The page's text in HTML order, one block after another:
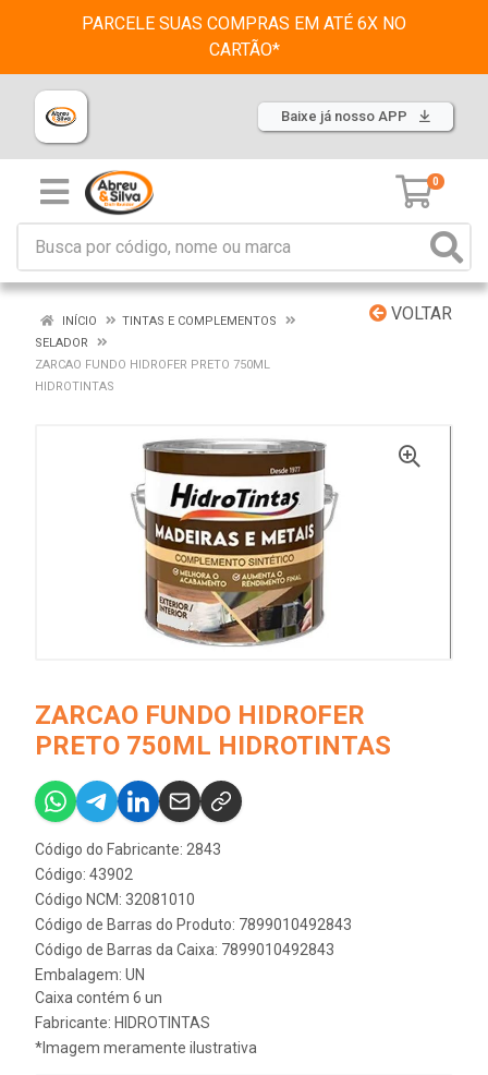
PARCELE SUAS COMPRAS EM ATÉ 6X NO
CARTÃO*
Baixe já nosso APP
0
VOLTAR
INÍCIO
TINTAS E COMPLEMENTOS
SELADOR
ZARCAO FUNDO HIDROFER PRETO 750ML
HIDROTINTAS
ZARCAO FUNDO HIDROFER
PRETO 750ML HIDROTINTAS
Código do Fabricante: 2843
Código: 43902
Código NCM: 32081010
Código de Barras do Produto: 7899010492843
Código de Barras da Caixa: 7899010492843
Embalagem: UN
Caixa contém 6 un
Fabricante: HIDROTINTAS
*Imagem meramente ilustrativa